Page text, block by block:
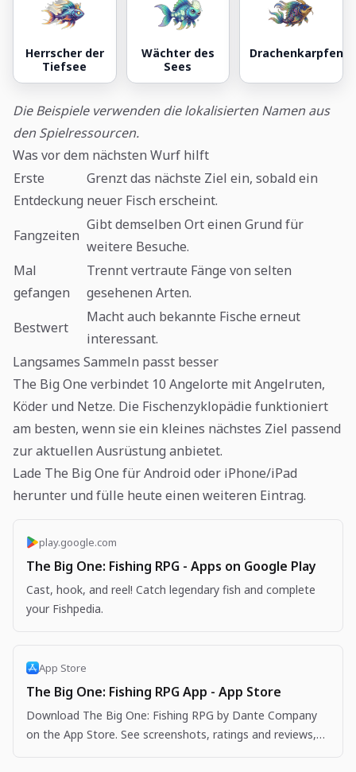
Herrscher der
Tiefsee
Wächter des
Sees
Drachenkarpfen
Die Beispiele verwenden die lokalisierten Namen aus
den Spielressourcen.
Was vor dem nächsten Wurf hilft
Erste
Entdeckung
Grenzt das nächste Ziel ein, sobald ein
neuer Fisch erscheint.
Fangzeiten
Gibt demselben Ort einen Grund für
weitere Besuche.
Mal
gefangen
Trennt vertraute Fänge von selten
gesehenen Arten.
Bestwert
Macht auch bekannte Fische erneut
interessant.
Langsames Sammeln passt besser
The Big One verbindet 10 Angelorte mit Angelruten,
Köder und Netze. Die Fischenzyklopädie funktioniert
am besten, wenn sie ein kleines nächstes Ziel passend
zur aktuellen Ausrüstung anbietet.
Lade The Big One für Android oder iPhone/iPad
herunter und fülle heute einen weiteren Eintrag.
play.google.com
The Big One: Fishing RPG - Apps on Google Play
Cast, hook, and reel! Catch legendary fish and complete
your Fishpedia.
App Store
The Big One: Fishing RPG App - App Store
Download The Big One: Fishing RPG by Dante Company
on the App Store. See screenshots, ratings and reviews,